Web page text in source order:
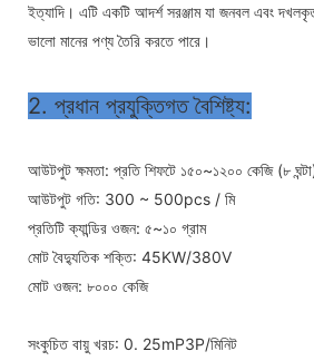
ইত্যাদি। এটি একটি আদর্শ সরঞ্জাম যা জনবল এবং
ভালো মানের পণ্য তৈরি করতে পারে।
2. প্রধান প্রযুক্তিগত বৈশিষ্ট্য:
আউটপুট ক্ষমতা: প্রতি শিফটে ১৫০~১২০০ কেজি (৮
আউটপুট গতি: 300 ~ 500pcs / মি
প্রতিটি ক্যান্ডির ওজন: ৫~১০ গ্রাম
মোট বৈদ্যুতিক শক্তি: 45KW/380V
মোট ওজন: ৮০০০ কেজি
সংকুচিত বায়ু খরচ: 0. 25mP3P/মিনিট